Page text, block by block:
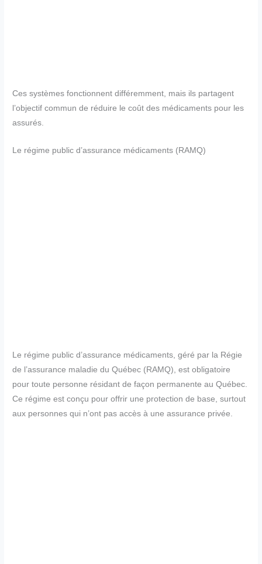
Ces systèmes fonctionnent différemment, mais ils partagent
l’objectif commun de réduire le coût des médicaments pour les
assurés.
Le régime public d’assurance médicaments (RAMQ)
Le régime public d’assurance médicaments, géré par la Régie
de l’assurance maladie du Québec (RAMQ), est obligatoire
pour toute personne résidant de façon permanente au Québec.
Ce régime est conçu pour offrir une protection de base, surtout
aux personnes qui n’ont pas accès à une assurance privée.